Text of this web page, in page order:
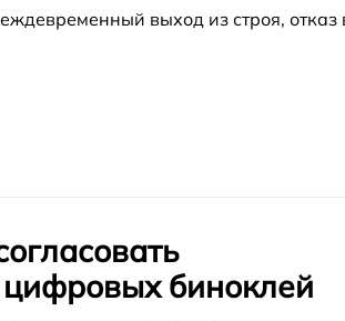
трубки
бинокля Veber
цифрового
выход из строя, отказ
биноклей